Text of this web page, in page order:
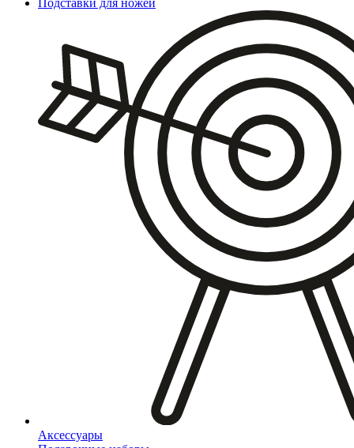
Подставки для ножей
Аксессуары